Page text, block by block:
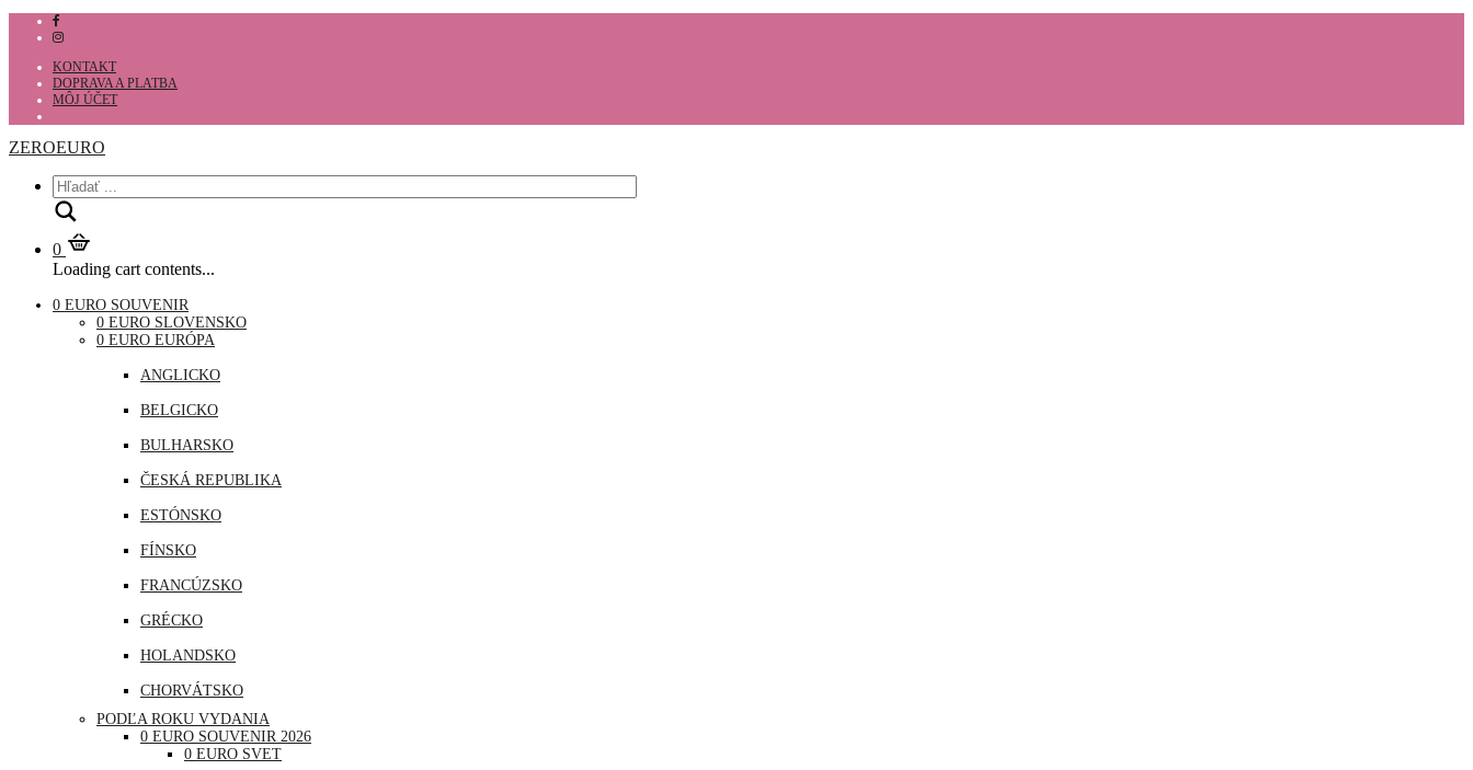
KONTAKT
DOPRAVA A PLATBA
MÔJ ÚČET
ZEROEURO
0
Loading cart contents...
0 EURO SOUVENIR
0 EURO SLOVENSKO
0 EURO EURÓPA
ANGLICKO
BELGICKO
BULHARSKO
ČESKÁ REPUBLIKA
ESTÓNSKO
FÍNSKO
FRANCÚZSKO
GRÉCKO
HOLANDSKO
CHORVÁTSKO
ÍRSKO
ISLAND
PODĽA ROKU VYDANIA
0 EURO SOUVENIR 2026
0 EURO SVET